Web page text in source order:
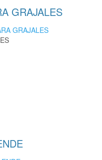
GRAJALES
GRAJALES